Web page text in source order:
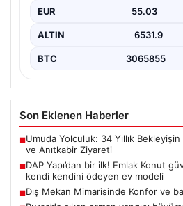
EUR 55.03
ALTIN 6531.9
BTC 3065855
Son Eklenen Haberler
■Umuda Yolculuk: 34 Yıllık
ve Anıtkabir Ziyareti
■DAP Yapı’dan bir ilk! Emlak Konut
kendi kendini ödeyen ev modeli
■Dış Mekan Mimarisinde Konfor ve